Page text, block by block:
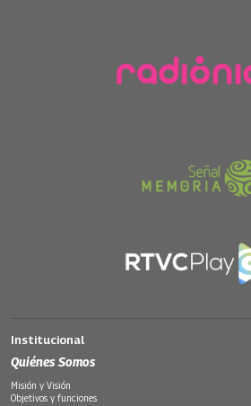
Institucional
Quiénes Somos
Misión y Visión
Objetivos y funciones